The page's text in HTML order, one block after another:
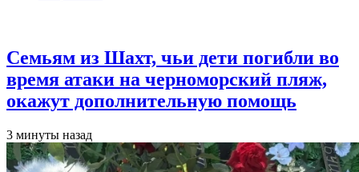
Семьям из Шахт, чьи дети погибли во
время атаки на черноморский пляж,
окажут дополнительную помощь
3 минуты назад